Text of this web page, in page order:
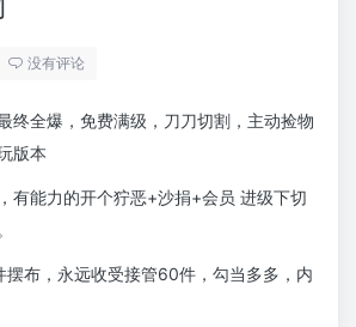
没有评论
终全爆，免费满级，刀刀切割，主动捡物
版本
有能力的开个狞恶+沙捐+会员 进级下切
摆布，永远收受接管60件，勾当多多，内